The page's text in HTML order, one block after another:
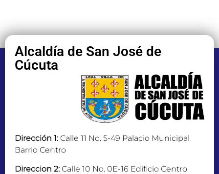
Alcaldía de San José de
Cúcuta
Dirección 1: Calle 11 No. 5-49 Palacio Municipal
Barrio Centro
Direccion 2: Calle 10 No. 0E-16 Edificio Centro